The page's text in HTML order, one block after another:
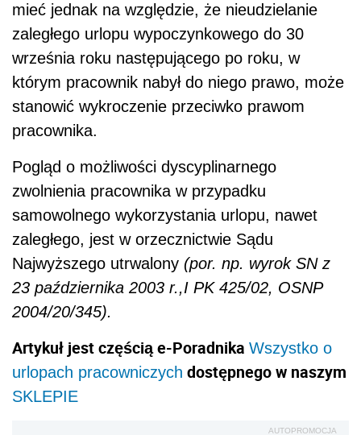
mieć jednak na względzie, że nieudzielanie
zaległego urlopu wypoczynkowego do 30
września roku następującego po roku, w
którym pracownik nabył do niego prawo, może
stanowić wykroczenie przeciwko prawom
pracownika.
Pogląd o możliwości dyscyplinarnego
zwolnienia pracownika w przypadku
samowolnego wykorzystania urlopu, nawet
zaległego, jest w orzecznictwie Sądu
Najwyższego utrwalony (por. np. wyrok SN z
23 października 2003 r.,I PK 425/02, OSNP
2004/20/345).
Artykuł jest częścią e-Poradnika Wszystko o
urlopach pracowniczych dostępnego w naszym
SKLEPIE
AUTOPROMOCJA